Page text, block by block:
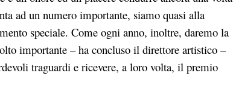
ad un numero importante, siamo quasi alla
speciale. Come ogni anno, inoltre, daremo la
importante – ha concluso il direttore artistico –
traguardi e ricevere, a loro volta, il premio